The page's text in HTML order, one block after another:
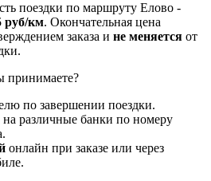
поездки по маршруту Елово -
руб/км. Окончательная цена
заказа и не меняется от
принимаете?
по завершении поездки.
на различные банки по номеру
онлайн при заказе или через